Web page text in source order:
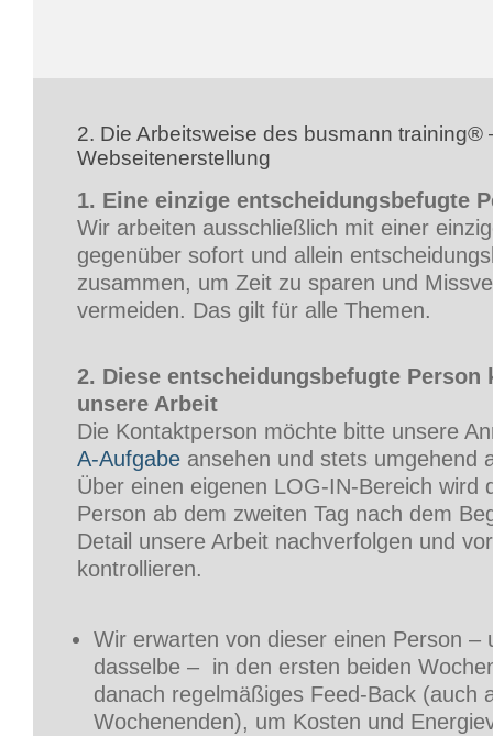
2. Die Arbeitsweise des busmann training®
Webseitenerstellung
1. Eine einzige entscheidungsbefugte
Wir arbeiten ausschließlich mit einer
gegenüber sofort und allein
zusammen, um Zeit zu sparen und
vermeiden. Das gilt für alle Themen.
2. Diese entscheidungsbefugte
unsere Arbeit
Die Kontaktperson möchte bitte unsere
A-Aufgabe ansehen und stets umgehend
Über einen eigenen LOG-IN-Bereich wird
Person ab dem zweiten Tag nach dem
Detail unsere Arbeit nachverfolgen und
kontrollieren.
Wir erwarten von dieser einen Person –
dasselbe – in den ersten beiden
danach regelmäßiges Feed-Back (auch
Wochenenden), um Kosten und